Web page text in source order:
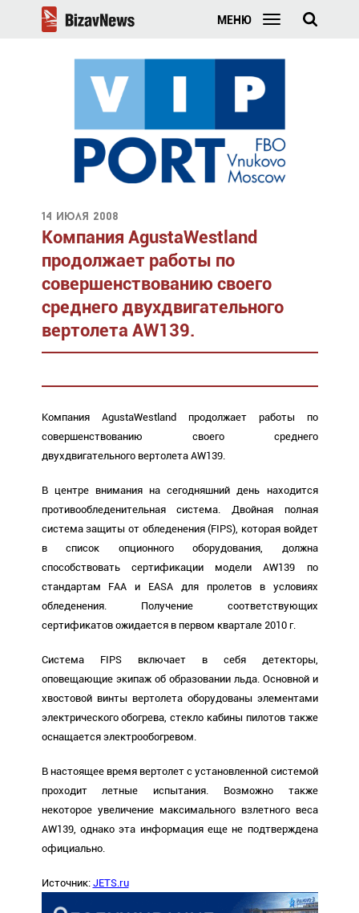
МЕНЮ
14 июля 2008
Компания AgustaWestland
продолжает работы по
совершенствованию своего
среднего двухдвигательного
вертолета AW139.
Компания AgustaWestland продолжает работы по
совершенствованию своего среднего
двухдвигательного вертолета AW139.
В центре внимания на сегодняшний день находится
противообледенительная система. Двойная полная
система защиты от обледенения (FIPS), которая войдет
в список опционного оборудования, должна
способствовать сертификации модели AW139 по
стандартам FAA и EASA для пролетов в условиях
обледенения. Получение соответствующих
сертификатов ожидается в первом квартале 2010 г.
Система FIPS включает в себя детекторы,
оповещающие экипаж об образовании льда. Основной и
хвостовой винты вертолета оборудованы элементами
электрического обогрева, стекло кабины пилотов также
оснащается электрообогревом.
В настоящее время вертолет с установленной системой
проходит летные испытания. Возможно также
некоторое увеличение максимального взлетного веса
AW139, однако эта информация еще не подтверждена
официально.
Источник: JETS.ru